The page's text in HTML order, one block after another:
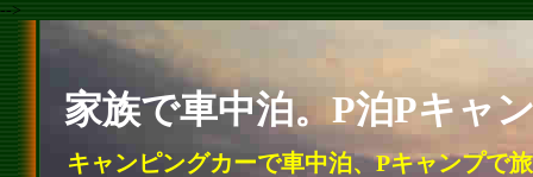
-->
家族で車中泊。P泊Pキャ
キャンピングカーで車中泊、Pキャンプで